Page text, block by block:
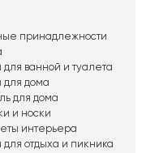
принадлежности
для ванной и туалета
для дома
для дома
и носки
интерьера
для отдыха и пикника